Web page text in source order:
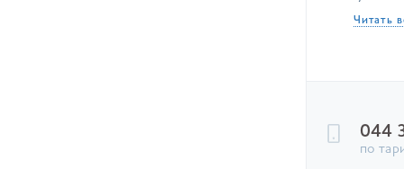
На
Читать
044
по